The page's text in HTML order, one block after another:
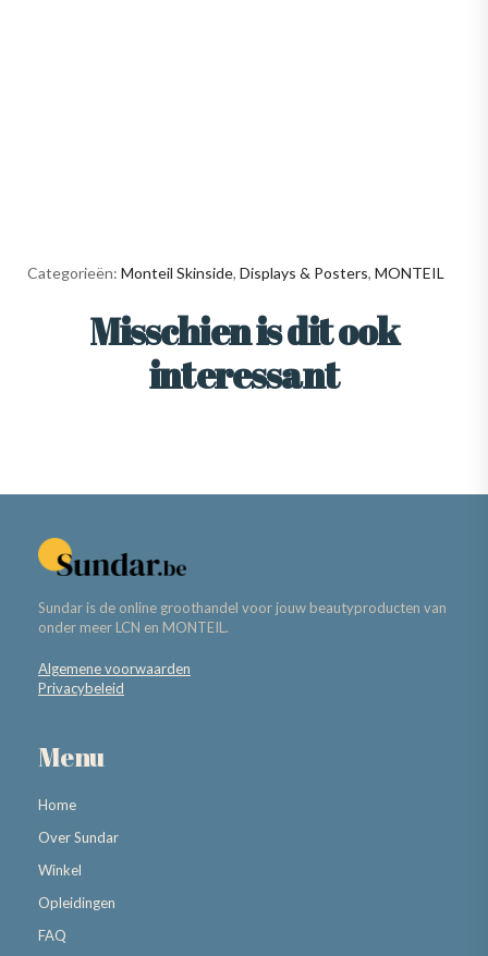
Categorieën: Monteil Skinside, Displays & Posters, MONTEIL
Misschien is dit ook
interessant
Sundar is de online groothandel voor jouw beautyproducten van
onder meer LCN en MONTEIL.
Algemene voorwaarden
Privacybeleid
Menu
Home
Over Sundar
Winkel
Opleidingen
FAQ